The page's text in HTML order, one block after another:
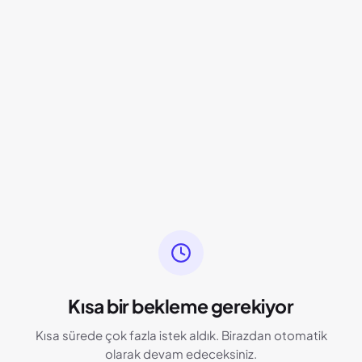
Kısa bir bekleme gerekiyor
Kısa sürede çok fazla istek aldık. Birazdan otomatik
olarak devam edeceksiniz.